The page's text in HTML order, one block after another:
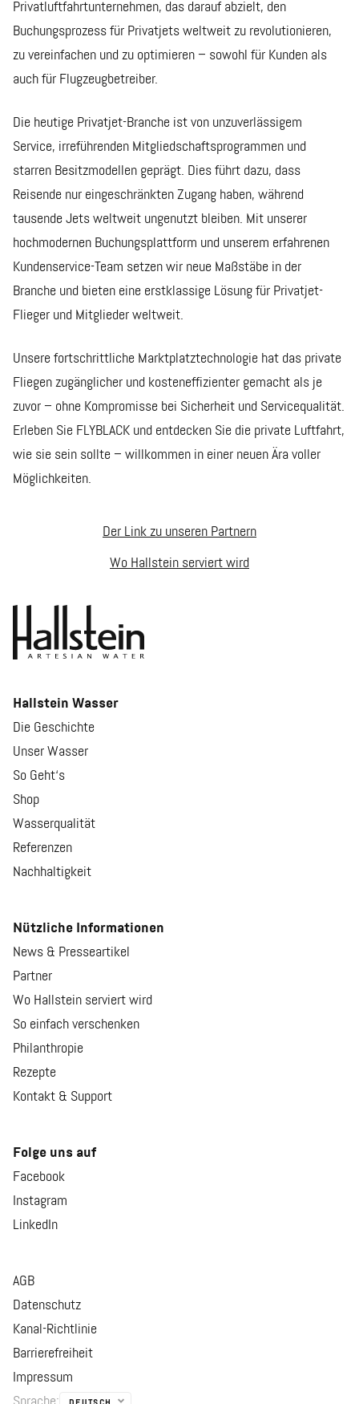
Privatluftfahrtunternehmen, das darauf abzielt, den
Buchungsprozess für Privatjets weltweit zu revolutionieren,
zu vereinfachen und zu optimieren – sowohl für Kunden als
auch für Flugzeugbetreiber.
Die heutige Privatjet-Branche ist von unzuverlässigem
Service, irreführenden Mitgliedschaftsprogrammen und
starren Besitzmodellen geprägt. Dies führt dazu, dass
Reisende nur eingeschränkten Zugang haben, während
tausende Jets weltweit ungenutzt bleiben. Mit unserer
hochmodernen Buchungsplattform und unserem erfahrenen
Kundenservice-Team setzen wir neue Maßstäbe in der
Branche und bieten eine erstklassige Lösung für Privatjet-
Flieger und Mitglieder weltweit.
Unsere fortschrittliche Marktplatztechnologie hat das private
Fliegen zugänglicher und kosteneffizienter gemacht als je
zuvor – ohne Kompromisse bei Sicherheit und Servicequalität.
Erleben Sie FLYBLACK und entdecken Sie die private Luftfahrt,
wie sie sein sollte – willkommen in einer neuen Ära voller
Möglichkeiten.
Der Link zu unseren Partnern
Wo Hallstein serviert wird
Hallstein Wasser
Die Geschichte
Unser Wasser
So Geht‘s
Shop
Wasserqualität
Referenzen
Nachhaltigkeit
Nützliche Informationen
News & Presseartikel
Partner
Wo Hallstein serviert wird
So einfach verschenken
Philanthropie
Rezepte
Kontakt & Support
Folge uns auf
Facebook
Instagram
LinkedIn
AGB
Datenschutz
Kanal-Richtlinie
Barrierefreiheit
Impressum